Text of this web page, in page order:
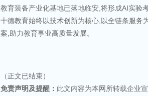
教育装备产业化基地已落地临安,将形成AI实验
十德教育始终以技术创新为核心,以全链条服务
案,助力教育事业高质量发展。
（正文已结束）
免责声明及提醒： 此文内容为本网所转载企业